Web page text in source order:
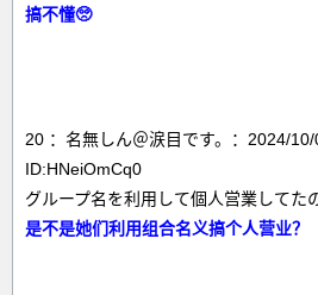
搞不懂🥺
20 ：名無しん＠涙目です。：2024/
ID:HNeiOmCq0
グループ名を利用して個人営業してた
是不是她们利用组合名义搞个人营业？